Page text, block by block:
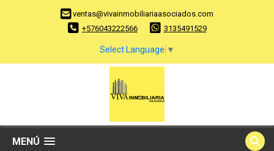
ventas@vivainmobiliariaasociados.com
+576043222566
3135491529
Select Language ▼
MENÚ